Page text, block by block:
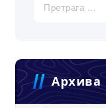
Архива